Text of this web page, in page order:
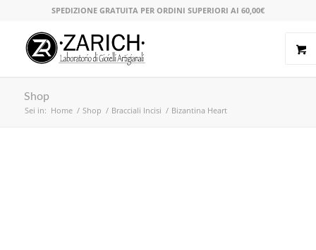
SPEDIZIONE GRATUITA PER ORDINI SUPERIORI AI 60,00€
Shop
Sei in: Home / Shop / Bracciali Incisi / Bizantina Heart